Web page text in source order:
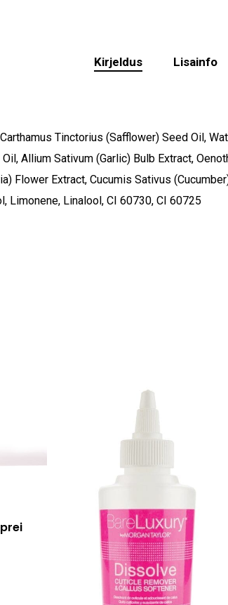
Kirjeldus Lisainfo
Tinctorius (Safflower) Seed Oil,
Allium Sativum (Garlic) Bulb Extract,
Flower Extract, Cucumis Sativus
Limonene, Linalool, CI 60730, CI 60725